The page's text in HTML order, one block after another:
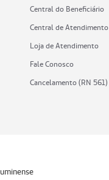
Central do Beneficiário
Central de Atendimento
Loja de Atendimento
Fale Conosco
Cancelamento (RN 561)